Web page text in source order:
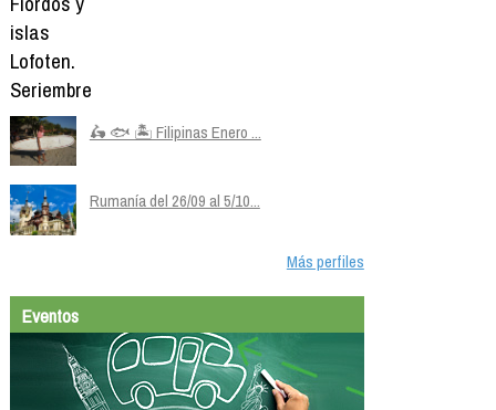
🛵 🐟 🏝️ Filipinas Enero ...
Rumanía del 26/09 al 5/10...
Más perfiles
Eventos